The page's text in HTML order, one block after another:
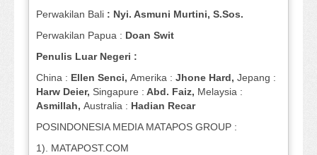
Perwakilan Bali : Nyi. Asmuni Murtini, S.Sos.
Perwakilan Papua : Doan Swit
Penulis Luar Negeri :
China : Ellen Senci, Amerika : Jhone Hard, Jepang :
Harw Deier, Singapure : Abd. Faiz, Melaysia :
Asmillah, Australia : Hadian Recar
POSINDONESIA MEDIA MATAPOS GROUP :
1). MATAPOST.COM